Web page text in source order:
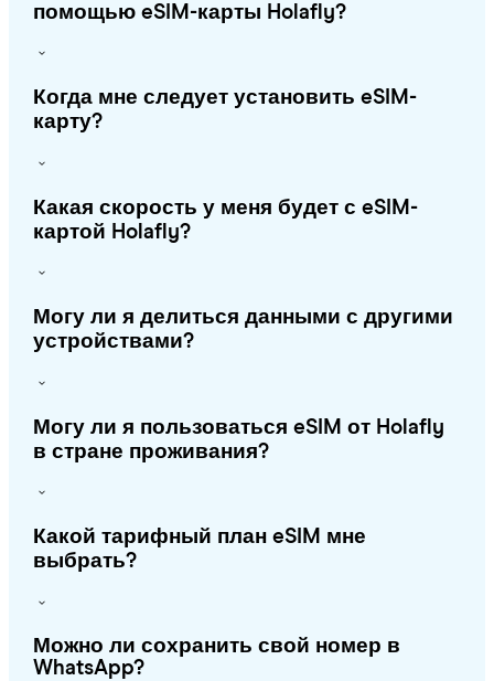
помощью eSIM-карты Holafly?
Когда мне следует установить eSIM-
карту?
Какая скорость у меня будет с eSIM-
картой Holafly?
Могу ли я делиться данными с другими
устройствами?
Могу ли я пользоваться eSIM от Holafly
в стране проживания?
Какой тарифный план eSIM мне
выбрать?
Можно ли сохранить свой номер в
WhatsApp?